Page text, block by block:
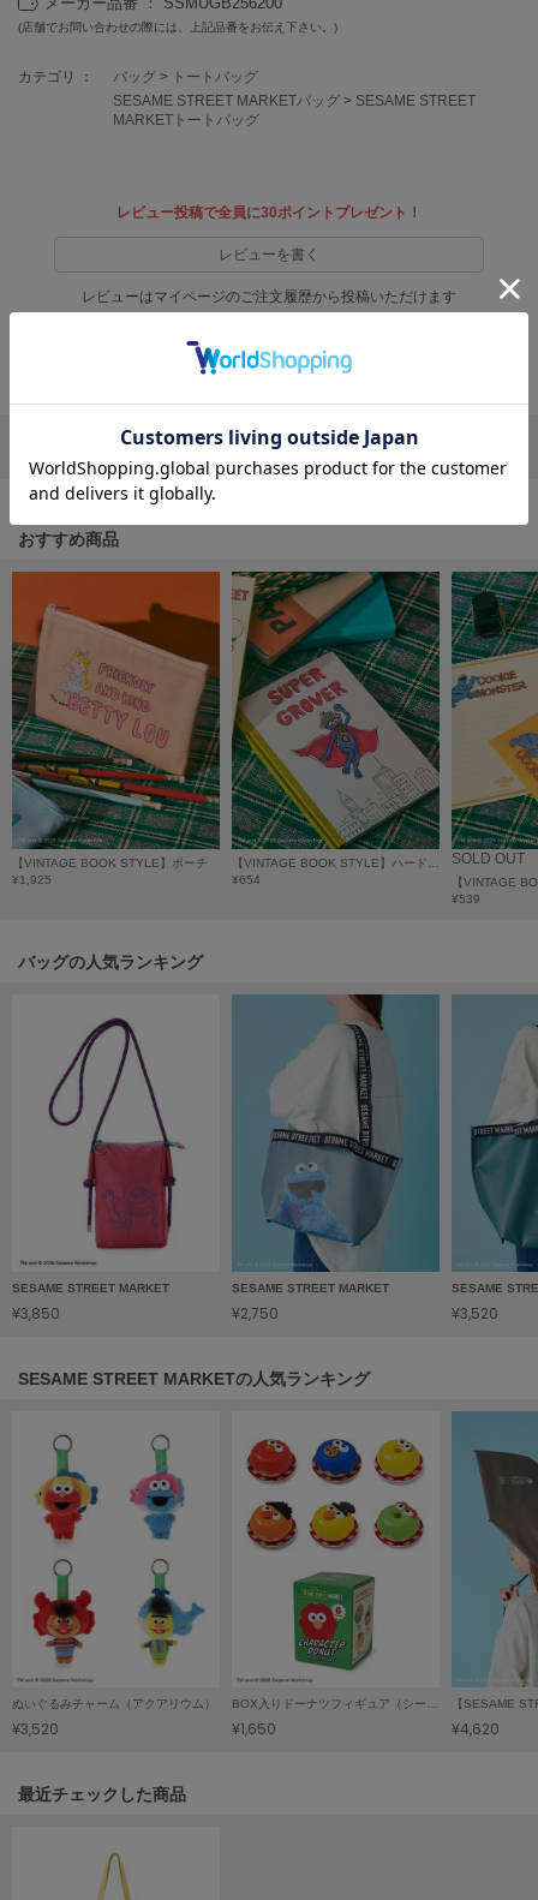
ファーファー
ジェラート ピケ キャットアンドドッグ
gelato pique Sleep
ジェラート ピケ スリープ
Henon.
へノン
HUNTER
HOKA ONEONE
ホカ オネオネ
KEEN
キーン
LAATO
ラート
le coq sportif
LeSportsac
レスポートサック
LILY BROWN
リリーブラウン
LILY BROWN Lingerie
リリーブラウンランジェリー
LITTLE UNION TOKYO
リトルユニオン トウキョウ
メイドオブオーガニクス
ミチュ コケット
MIESROHE
ミースロエ
miies miim
ミーエスミーム
Mila Owen
ミラオーウェン
MOIGE
モワージュ
NEW Balance
ニューバランス
(店舗でお問い合わせの際には、上記品番をお伝え下さい。)
カテゴリ ： バッグ> トートバッグ
SESAME STREET MARKETバッグ> SESAME STREET
MARKETトートバッグ
レビュー投稿で全員に30ポイントプレゼント！
レビューを書く
レビューはマイページのご注文履歴から投稿いただけます
返品・キャンセルについて
リポストする LINEで送る
おすすめ商品
【VINTAGE BOOK STYLE】ポーチ
¥1,925
¥654
SOLD OUT
¥539
バッグの人気ランキング
SESAME STREET MARKET
¥3,850
SESAME STREET MARKET
¥2,750
SESAME
¥3,520
SESAME STREET MARKETの人気ランキング
ぬいぐるみチャーム（アクアリウム）
¥3,520
BOX入りドーナツフィギュア（シークレット）
¥1,650 ¥4,620
関連記事
最近チェックした商品